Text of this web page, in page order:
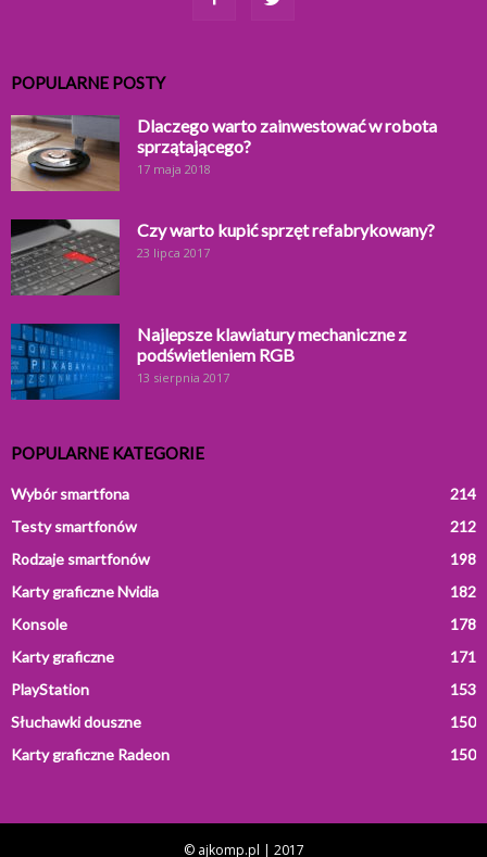
POPULARNE POSTY
Dlaczego warto zainwestować w robota
sprzątającego?
17 maja 2018
Czy warto kupić sprzęt refabrykowany?
23 lipca 2017
Najlepsze klawiatury mechaniczne z
podświetleniem RGB
13 sierpnia 2017
POPULARNE KATEGORIE
Wybór smartfona
214
Testy smartfonów
212
Rodzaje smartfonów
198
Karty graficzne Nvidia
182
Konsole
178
Karty graficzne
171
PlayStation
153
Słuchawki douszne
150
Karty graficzne Radeon
150
© ajkomp.pl | 2017